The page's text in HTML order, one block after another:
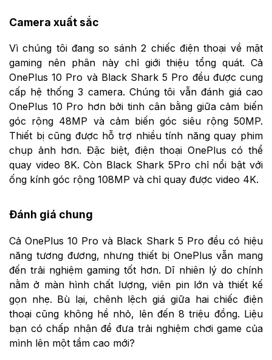
Camera xuất sắc
Vì chúng tôi đang so sánh 2 chiếc điện thoại về mặt
gaming nên phân này chỉ giới thiệu tổng quát. Cả
OnePlus 10 Pro và Black Shark 5 Pro đều được cung
cấp hệ thống 3 camera. Chúng tôi vẫn đánh giá cao
OnePlus 10 Pro hơn bởi tinh cân bằng giữa cảm biến
góc rộng 48MP và cảm biến góc siêu rộng 50MP.
Thiết bị cũng được hỗ trợ nhiều tính năng quay phim
chụp ảnh hơn. Đặc biệt, điện thoại OnePlus có thể
quay video 8K. Còn Black Shark 5Pro chỉ nổi bật với
ống kính góc rộng 108MP và chỉ quay được video 4K.
Đánh giá chung
Cả OnePlus 10 Pro và Black Shark 5 Pro đều có hiệu
năng tương đương, nhưng thiết bị OnePlus vẫn mang
đến trải nghiệm gaming tốt hơn. Dĩ nhiên lý do chính
nằm ở màn hình chất lượng, viên pin lớn và thiết kế
gọn nhẹ. Bù lại, chênh lệch giá giữa hai chiếc điện
thoại cũng không hề nhỏ, lên đến 8 triệu đồng. Liệu
bạn có chấp nhận để đưa trải nghiệm chơi game của
mình lên một tầm cao mới?